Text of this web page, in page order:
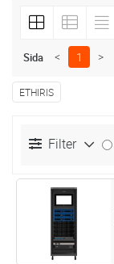
Sida < 1 >
ETHIRIS
Filter